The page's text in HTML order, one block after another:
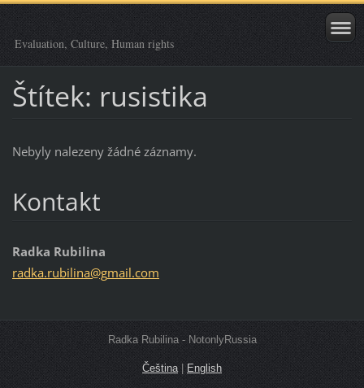
Evaluation, Culture, Human rights
Štítek: rusistika
Nebyly nalezeny žádné záznamy.
Kontakt
Radka Rubilina
radka.rubilina@gmail.com
Radka Rubilina - NotonlyRussia
Čeština | English